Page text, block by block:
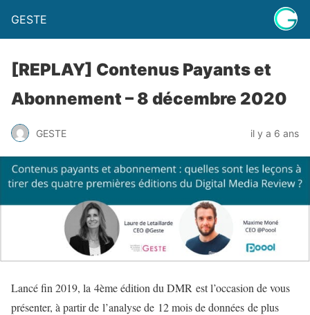
GESTE
[REPLAY] Contenus Payants et
Abonnement – 8 décembre 2020
GESTE il y a 6 ans
Lancé fin 2019, la 4ème édition du DMR est l’occasion de vous
présenter, à partir de l’analyse de 12 mois de données de plus